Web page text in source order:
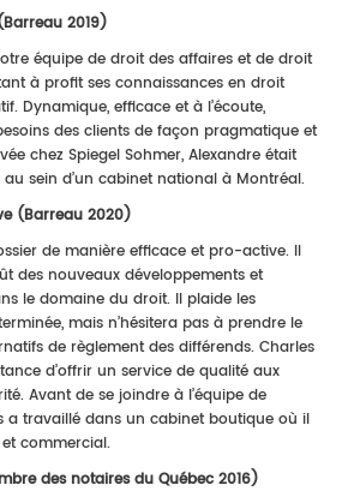
2019)
équipe de droit des affaires et de droit
à profit ses connaissances en droit
Dynamique, efficace et à l’écoute,
des clients de façon pragmatique et
chez Spiegel Sohmer, Alexandre était
sein d’un cabinet national à Montréal.
(Barreau 2020)
de manière efficace et pro-active. Il
des nouveaux développements et
le domaine du droit. Il plaide les
mais n’hésitera pas à prendre le
de règlement des différends. Charles
d’offrir un service de qualité aux
Avant de se joindre à l’équipe de
a travaillé dans un cabinet boutique où il
commercial.
des notaires du Québec 2016)